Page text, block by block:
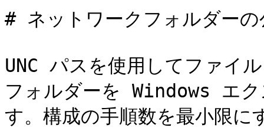
# ネットワークフォルダーの
UNC パスを使用してファイ
フォルダーを Windows エ
す。構成の手順数を最小限